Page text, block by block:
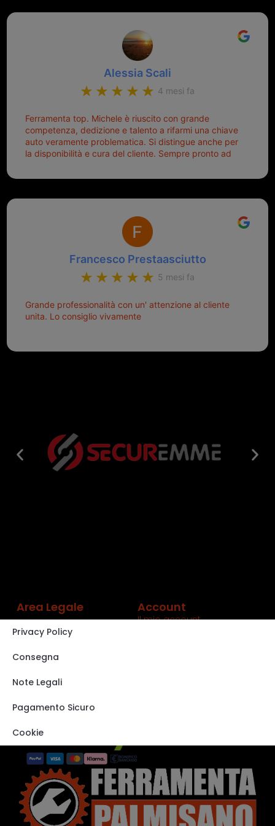
lo consiglio a chiunque debba duplicare una chiave
un punto di riferimento per situazioni di questo tipo
Alessia Scali
4 mesi fa
Ferramenta top. Michele è riuscito con grande
competenza, dedizione e talento a rifarmi una chiave
auto veramente problematica. Si distingue anche per
la disponibilità e cura del cliente. Sempre pronto ad
Francesco Prestaasciutto
5 mesi fa
Grande professionalità con un' attenzione al cliente
unita. Lo consiglio vivamente
Area Legale
Privacy Policy
Consegna
Note Legali
Pagamento Sicuro
Cookie
Account
Il mio account
VISITA IL NOSTRO